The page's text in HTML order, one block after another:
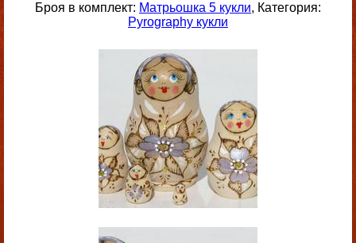
Броя в комплект: Матрьошка 5 кукли, Категория:
Pyrography кукли